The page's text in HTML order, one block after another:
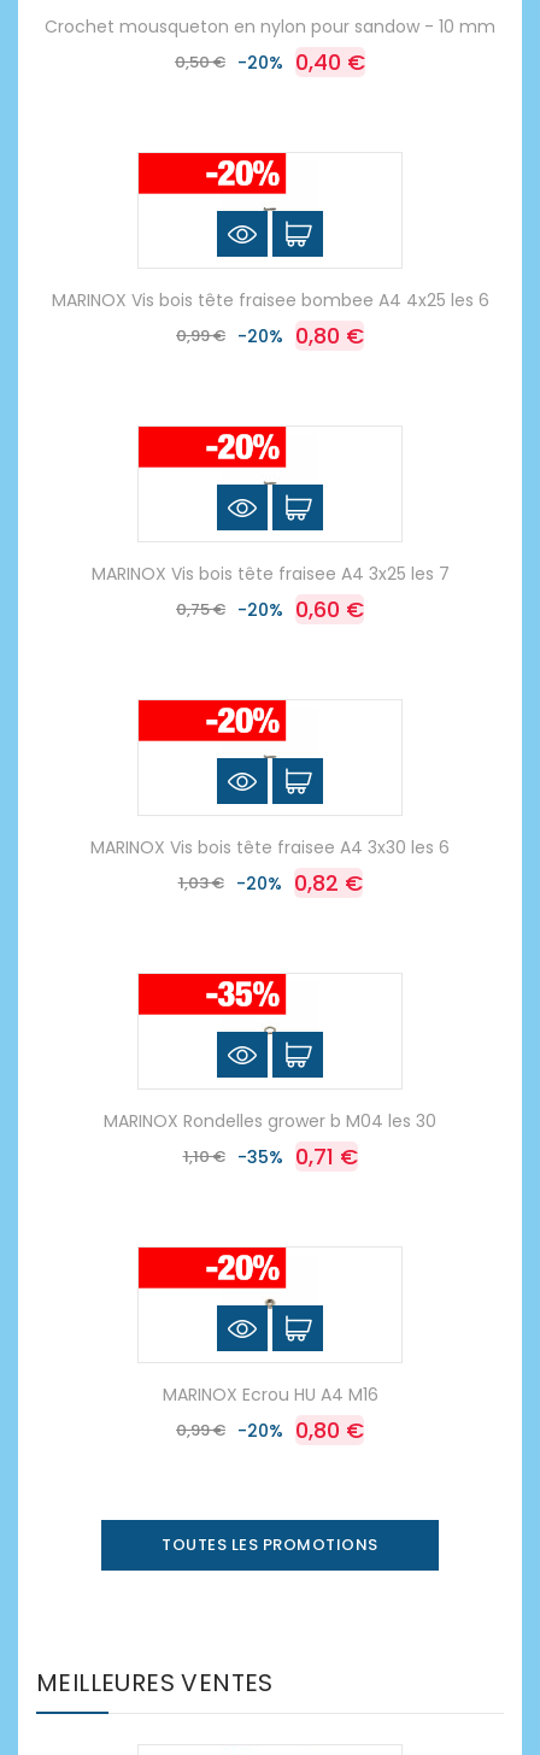
Crochet mousqueton en nylon pour sandow - 10 mm
0,50 € -20% 0,40 €
MARINOX Vis bois tête fraisee bombee A4 4x25 les 6
0,99 € -20% 0,80 €
MARINOX Vis bois tête fraisee A4 3x25 les 7
0,75 € -20% 0,60 €
MARINOX Vis bois tête fraisee A4 3x30 les 6
1,03 € -20% 0,82 €
MARINOX Rondelles grower b M04 les 30
1,10 € -35% 0,71 €
MARINOX Ecrou HU A4 M16
0,99 € -20% 0,80 €
TOUTES LES PROMOTIONS
MEILLEURES VENTES